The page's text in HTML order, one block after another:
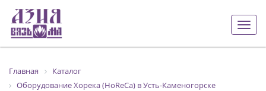
Главная
Каталог
Оборудование Хорека (HoReCa) в Усть-Каменогорске